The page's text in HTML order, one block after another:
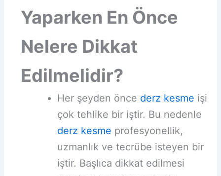
Yaparken En Önce
Nelere Dikkat
Edilmelidir?
Her şeyden önce derz kesme işi
çok tehlike bir iştir. Bu nedenle
derz kesme profesyonellik,
uzmanlık ve tecrübe isteyen bir
iştir. Başlıca dikkat edilmesi